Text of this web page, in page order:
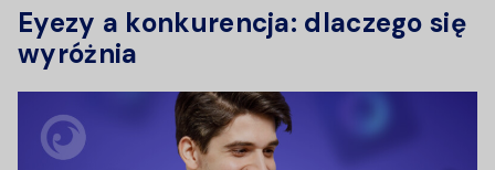
Eyezy a konkurencja: dlaczego się
wyróżnia